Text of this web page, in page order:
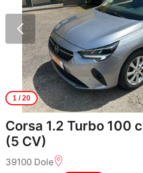
1/ 20
Corsa 1.2 Turbo 100
(5 CV)
39100 Dole